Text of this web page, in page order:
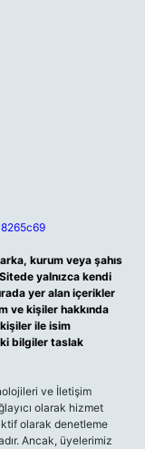
kurum veya şahıs
yalnızca kendi
yer alan içerikler
ve kişiler hakkında
ile isim
bilgiler taslak
ve İletişim
olarak hizmet
olarak denetleme
Ancak, üyelerimiz